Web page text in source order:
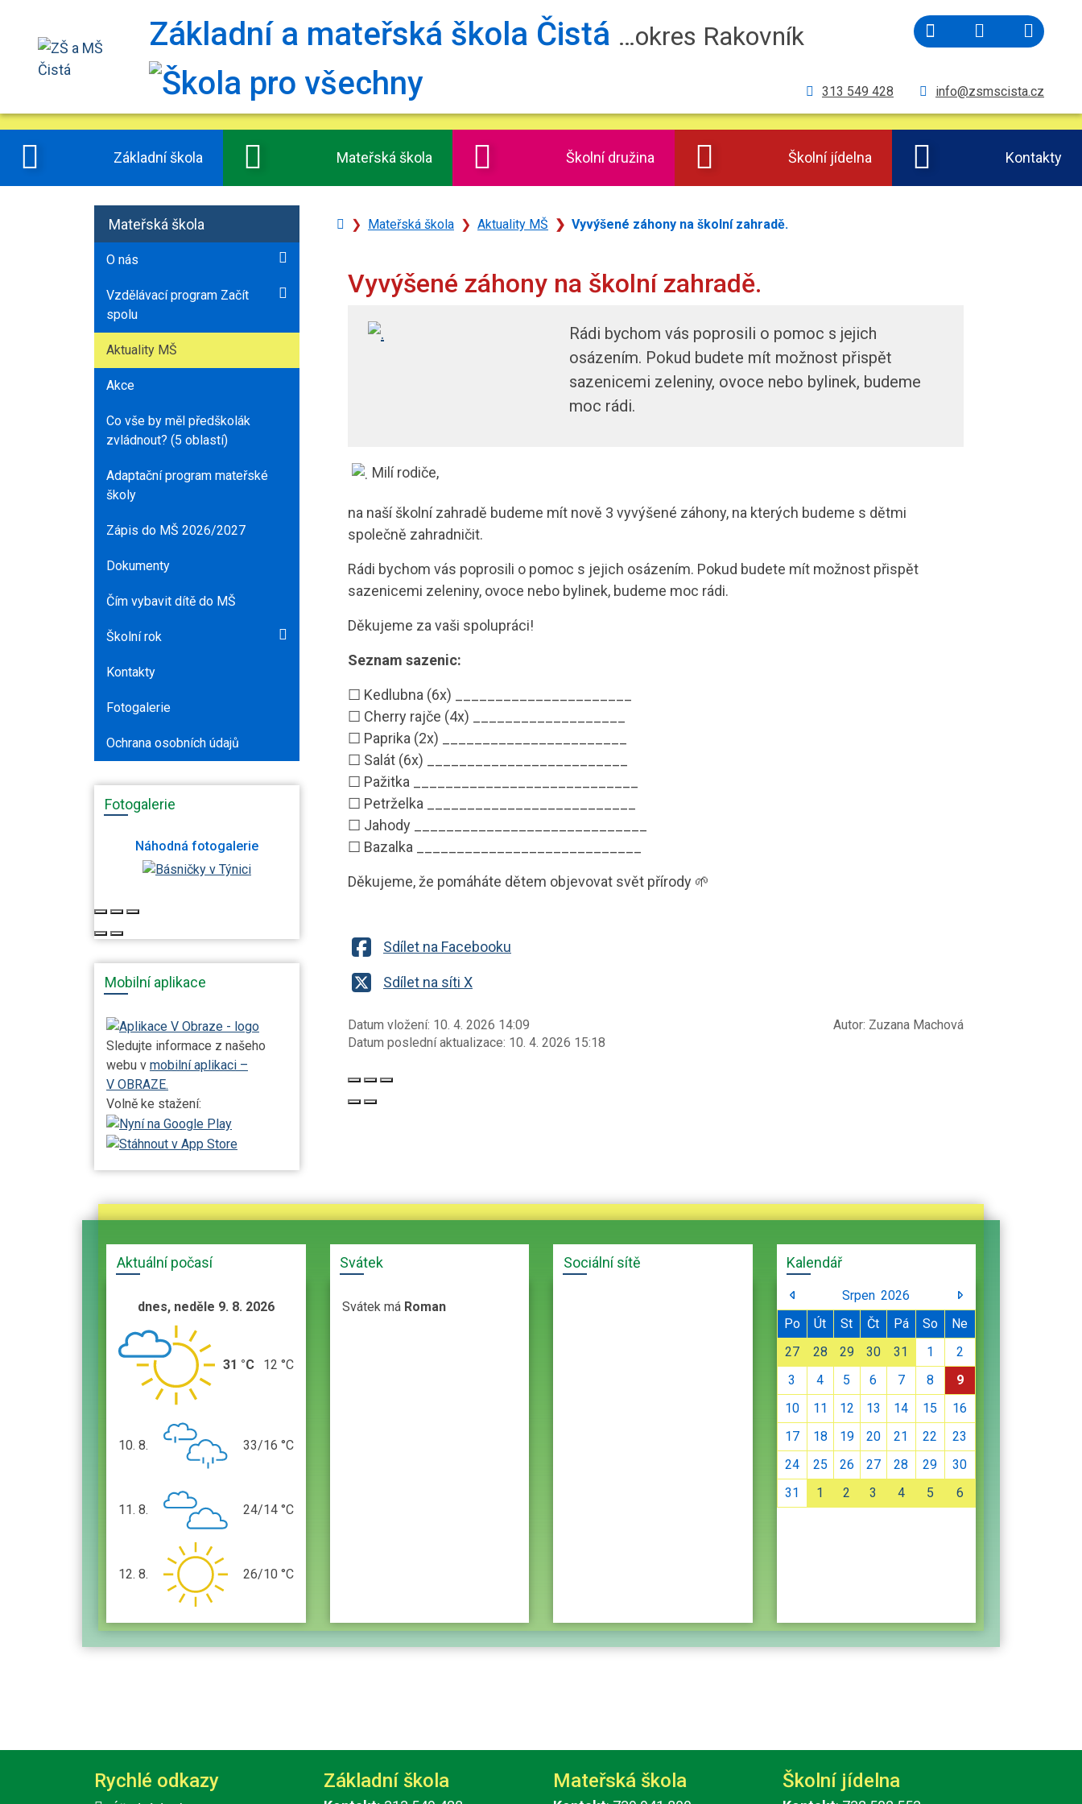
Základní a mateřská škola Čistá …okres Rakovník FacebookVytisknout
313 549 428 info@zsmscista.cz
Základní škola Mateřská škola Školní družina Školní jídelna Kontakty
ÚvodníMateřská škola Aktuality MŠ Vyvýšené záhony na školní zahradě.
Vyvýšené záhony na školní zahradě.
Rádi bychom vás poprosili o pomoc s jejich
osázením. Pokud budete mít možnost přispět
sazenicemi zeleniny, ovoce nebo bylinek, budeme
moc rádi.
Milí rodiče,
na naší školní zahradě budeme mít nově 3 vyvýšené záhony, na kterých budeme s dětmi
společně zahradničit.
Rádi bychom vás poprosili o pomoc s jejich osázením. Pokud budete mít možnost přispět
sazenicemi zeleniny, ovoce nebo bylinek, budeme moc rádi.
Děkujeme za vaši spolupráci!
Seznam sazenic:
☐ Kedlubna (6x) ______________________
☐ Cherry rajče (4x) ___________________
☐ Paprika (2x) _______________________
☐ Salát (6x) _________________________
☐ Pažitka ____________________________
☐ Petrželka __________________________
☐ Jahody _____________________________
☐ Bazalka ____________________________
Děkujeme, že pomáháte dětem objevovat svět přírody 🌱
Sdílet na Facebooku
Sdílet na síti X
Datum vložení: 10. 4. 2026 14:09
Datum poslední aktualizace: 10. 4. 2026 15:18
Autor: Zuzana Machová
Mateřská škola
O nás
Vzdělávací program Začít
spolu
Aktuality MŠ
Akce
Co vše by měl předškolák
zvládnout? (5 oblastí)
Adaptační program mateřské
školy
Zápis do MŠ 2026/2027
Dokumenty
Čím vybavit dítě do MŠ
Školní rok
Kontakty
Fotogalerie
Ochrana osobních údajů
Fotogalerie
Náhodná fotogalerie
Mobilní aplikace
Sledujte informace z našeho
webu v mobilní aplikaci –
V OBRAZE.
Volně ke stažení:
Aktuální počasí
dnes, neděle 9. 8. 2026
31 °C 12 °C
pondělí
10. 8. 33/16 °C
úterý
11. 8. 24/14 °C
středa
12. 8. 26/10 °C
Svátek
Svátek má Roman
Sociální sítě Kalendář
Srpen 2026
Po
Út St Čt Pá So
Ne
27
28 29 30 31 1
2
3
4 5 6 7 8
9
10
11 12 13 14 15
16
17
18 19 20 21 22
23
24
25 26 27 28 29
30
31
1 2 3 4 5 6
Rychlé odkazy Základní škola Mateřská škola Školní jídelna